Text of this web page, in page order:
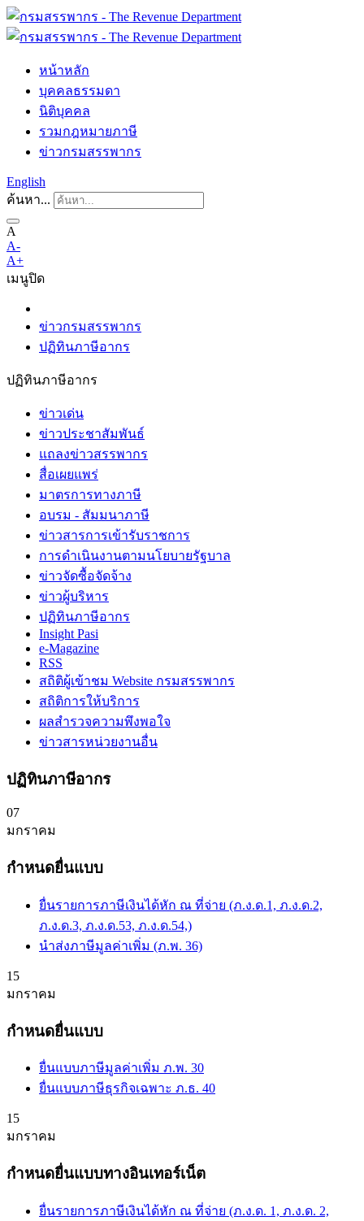
หน้าหลัก
บุคคลธรรมดา
นิติบุคคล
รวมกฎหมายภาษี
ข่าวกรมสรรพากร
English
ค้นหา...
A
A-
A+
เมนูปิด
ข่าวกรมสรรพากร
ปฏิทินภาษีอากร
ปฏิทินภาษีอากร
ข่าวเด่น
ข่าวประชาสัมพันธ์
แถลงข่าวสรรพากร
สื่อเผยแพร่
มาตรการทางภาษี
อบรม - สัมมนาภาษี
ข่าวสารการเข้ารับราชการ
การดำเนินงานตามนโยบายรัฐบาล
ข่าวจัดซื้อจัดจ้าง
ข่าวผู้บริหาร
ปฏิทินภาษีอากร
Insight Pasi
e-Magazine
RSS
สถิติผู้เข้าชม Website กรมสรรพากร
สถิติการให้บริการ
ผลสำรวจความพึงพอใจ
ข่าวสารหน่วยงานอื่น
ปฏิทินภาษีอากร
07
มกราคม
กำหนดยื่นแบบ
ยื่นรายการภาษีเงินได้หัก ณ ที่จ่าย (ภ.ง.ด.1, ภ.ง.ด.2,
ภ.ง.ด.3, ภ.ง.ด.53, ภ.ง.ด.54,)
นำส่งภาษีมูลค่าเพิ่ม (ภ.พ. 36)
15
มกราคม
กำหนดยื่นแบบ
ยื่นแบบภาษีมูลค่าเพิ่ม ภ.พ. 30
ยื่นแบบภาษีธุรกิจเฉพาะ ภ.ธ. 40
15
มกราคม
กำหนดยื่นแบบทางอินเทอร์เน็ต
ยื่นรายการภาษีเงินได้หัก ณ ที่จ่าย (ภ.ง.ด. 1, ภ.ง.ด. 2,